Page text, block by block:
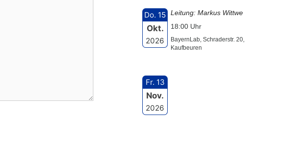
Do. 15
Okt.
2026
Leitung: Markus Wittwe
18:00 Uhr
BayernLab, Schraderstr. 20,
Kaufbeuren
Fr. 13
Nov.
2026